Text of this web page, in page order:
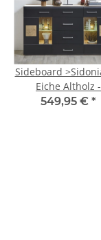
Sideboard
Eiche Altholz -
170x94x40cm
549,95 € *